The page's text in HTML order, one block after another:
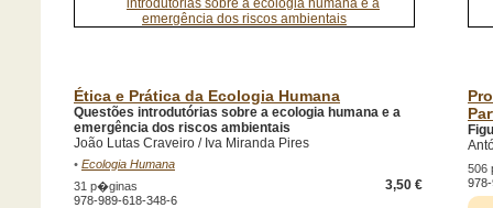
Ética e Prática da Ecologia Humana
Questões introdutórias sobre a ecologia humana e a
emergência dos riscos ambientais
João Lutas Craveiro / Iva Miranda Pires
• Ecologia Humana
3,50 €
31 p�ginas
978-989-618-348-6
506